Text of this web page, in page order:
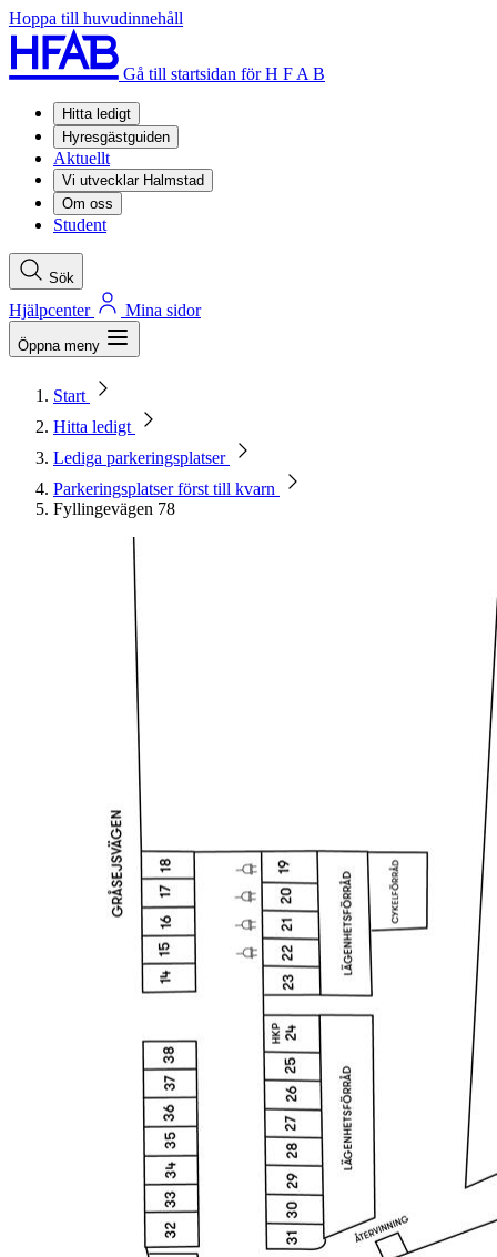
Hoppa till huvudinnehåll
Gå till startsidan för H F A B
Hitta ledigt
Hyresgästguiden
Aktuellt
Vi utvecklar Halmstad
Om oss
Student
Sök
Hjälpcenter Mina sidor
Öppna meny
Start
Hitta ledigt
Lediga parkeringsplatser
Parkeringsplatser först till kvarn
Fyllingevägen 78